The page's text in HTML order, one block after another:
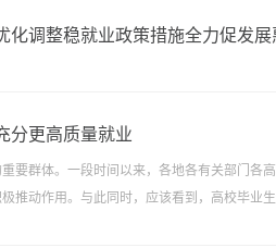
化调整稳就业政策措施全力促发
分更高质量就业
要群体。一段时间以来，各地各有关部门各
推动作用。与此同时，应该看到，高校毕业